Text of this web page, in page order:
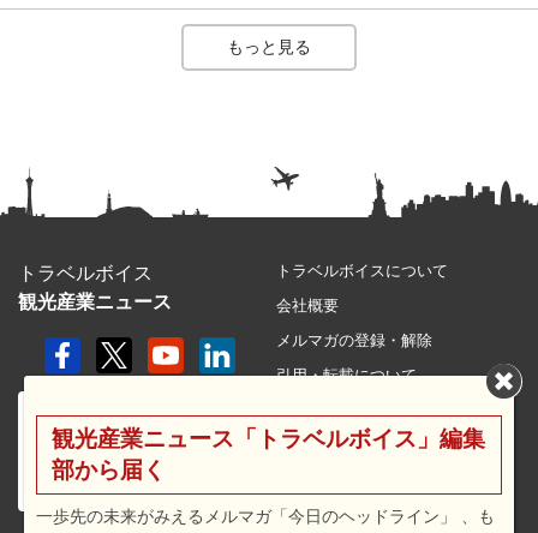
もっと見る
トラベルボイス
観光産業ニュース
トラベルボイスについて
会社概要
メルマガの登録・解除
引用・転載について
利用規約
広告メニュー・料金
観光産業ニュース「トラベルボイス」編集
部から届く
一歩先の未来がみえるメルマガ「今日のヘッドライン」 、も